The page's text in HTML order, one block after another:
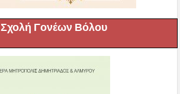
Σχολή Γονέων Βόλου